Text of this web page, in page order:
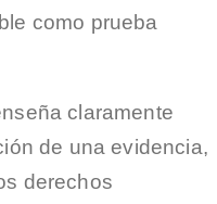
como prueba
claramente
de una evidencia,
derechos